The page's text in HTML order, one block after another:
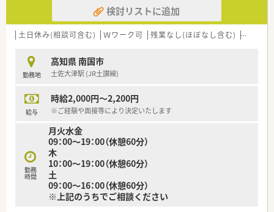
検討リストに追加
土日休み(相談可含む) Ｗワーク可 残業なし(ほぼなし含む) 転勤な
勤務地
高知県 南国市
土佐大津駅 (JR土讃線)
給与
時給2,000円～2,200円
※ご経験や面接等により決定いたします
勤務
時間
月火水金
09：00～19：00（休憩60分）
木
10：00～19：00（休憩60分）
土
09：00～16：00（休憩60分）
※上記のうちでご相談ください